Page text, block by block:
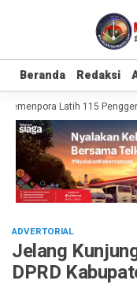
Beranda Redaksi
Beranda Redaksi
Latih 115
ADVERTORIAL
Jelang
DPRD